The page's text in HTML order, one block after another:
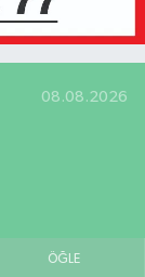
08.08.2026
ÖĞLE